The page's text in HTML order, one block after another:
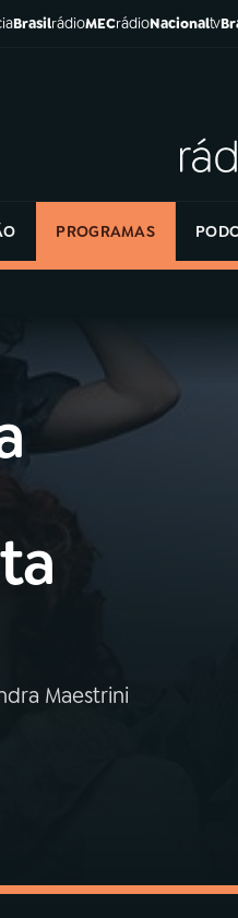
BrasilrádioMECrádioNacionaltv
PROGRAMAS
Maestrini